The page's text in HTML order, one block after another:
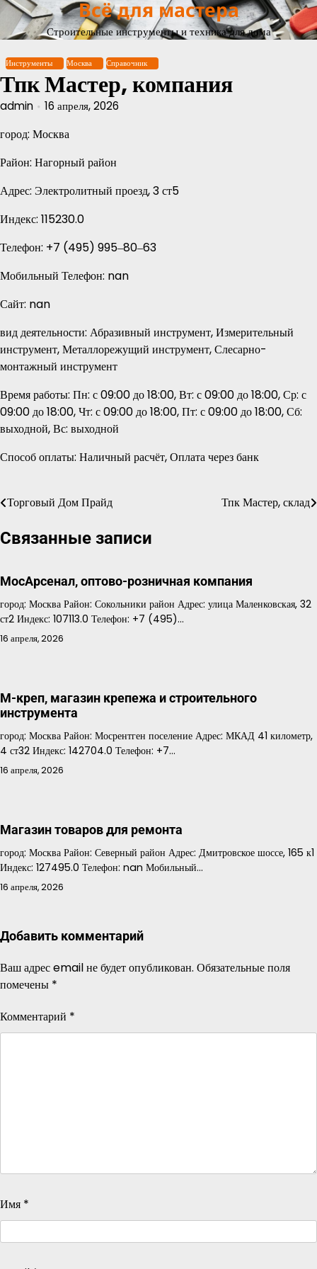
Перейти
содержимому
Всё для мастера
Строительные инструменты и техника для дома
Инструменты Москва Справочник
Тпк Мастер, компания
admin 16 апреля, 2026
город: Москва
Район: Нагорный район
Адрес: Электролитный проезд, 3 ст5
Индекс: 115230.0
Телефон: +7 (495) 995‒80‒63
Мобильный Телефон: nan
Сайт: nan
вид деятельности: Абразивный инструмент, Измерительный
инструмент, Металлорежущий инструмент, Слесарно-
монтажный инструмент
Время работы: Пн: с 09:00 до 18:00, Вт: с 09:00 до 18:00, Ср: с
09:00 до 18:00, Чт: с 09:00 до 18:00, Пт: с 09:00 до 18:00, Сб:
выходной, Вс: выходной
Способ оплаты: Наличный расчёт, Оплата через банк
Навигация
по
Торговый Дом Прайд Тпк Мастер, склад
Связанные записи
МосАрсенал, оптово-розничная компания
город: Москва Район: Сокольники район Адрес: улица Маленковская, 32
ст2 Индекс: 107113.0 Телефон: +7 (495)…
16 апреля, 2026
М-креп, магазин крепежа и строительного
инструмента
город: Москва Район: Мосрентген поселение Адрес: МКАД 41 километр,
4 ст32 Индекс: 142704.0 Телефон: +7…
16 апреля, 2026
Мaгазин товаров для ремонта
город: Москва Район: Северный район Адрес: Дмитровское шоссе, 165 к1
Индекс: 127495.0 Телефон: nan Мобильный…
16 апреля, 2026
Добавить комментарий
Ваш адрес email не будет опубликован. Обязательные поля
помечены *
Комментарий *
Имя *